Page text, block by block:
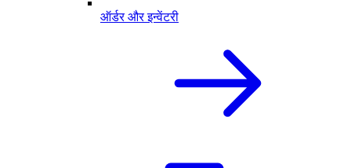
ऑर्डर और इन्वेंटरी